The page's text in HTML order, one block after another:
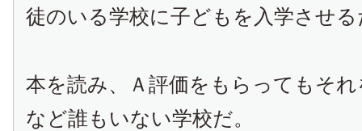
徒のいる学校に子どもを入学させ
本を読み、Ａ評価をもらってもそ
など誰もいない学校だ。